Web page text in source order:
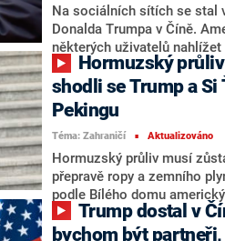
Na sociálních sítích se stal
Donalda Trumpa v Číně.
některých uživatelů
protějšku Si Ťin-pchinga. O
nejspíše nejednalo a Trump
studoval svůj připravený
CNN.
shodli se Trump a
Pekingu
Téma: Zahraničí ■ Aktualizováno
Hormuzský průliv musí
přepravě ropy a zemního
podle Bílého domu
a jeho čínský protějšek Si
Pekingu. Bílý dům označil
bychom být